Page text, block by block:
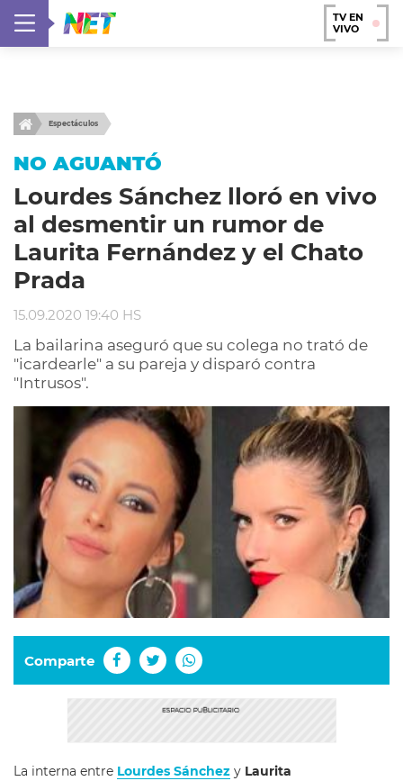
TV EN
VIVO
Espectáculos
NO AGUANTÓ
Lourdes Sánchez lloró en vivo
al desmentir un rumor de
Laurita Fernández y el Chato
Prada
15.09.2020 19:40 HS
La bailarina aseguró que su colega no trató de
"icardearle" a su pareja y disparó contra
"Intrusos".
Comparte
La interna entre Lourdes Sánchez y Laurita